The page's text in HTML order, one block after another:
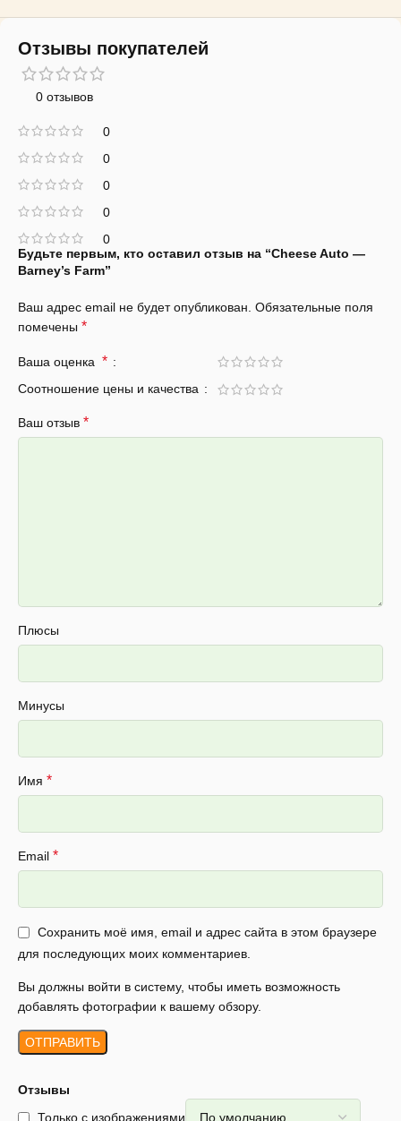
Отзывы покупателей
0 отзывов
0
0
0
0
0
Отзывы
Только с изображениями
Будьте первым, кто оставил отзыв на “Cheese Auto —
Barney’s Farm”
Ваш адрес email не будет опубликован. Обязательные поля
помечены *
Ваша оценка *
Соотношение цены и качества
Ваш отзыв *
Плюсы
Минусы
Имя *
Email *
Сохранить моё имя, email и адрес сайта в этом браузере
для последующих моих комментариев.
Вы должны войти в систему, чтобы иметь возможность
добавлять фотографии к вашему обзору.